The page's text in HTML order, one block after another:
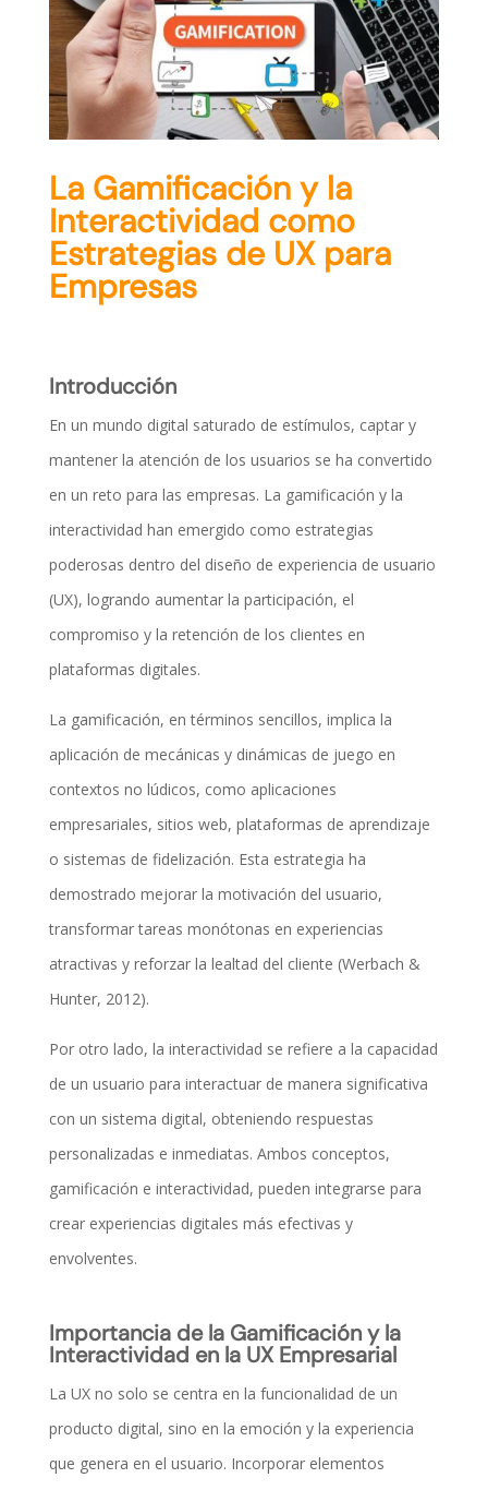
La Gamificación y la
Interactividad como
Estrategias de UX para
Empresas
Introducción
En un mundo digital saturado de estímulos, captar y
mantener la atención de los usuarios se ha convertido
en un reto para las empresas. La gamificación y la
interactividad han emergido como estrategias
poderosas dentro del diseño de experiencia de usuario
(UX), logrando aumentar la participación, el
compromiso y la retención de los clientes en
plataformas digitales.
La gamificación, en términos sencillos, implica la
aplicación de mecánicas y dinámicas de juego en
contextos no lúdicos, como aplicaciones
empresariales, sitios web, plataformas de aprendizaje
o sistemas de fidelización. Esta estrategia ha
demostrado mejorar la motivación del usuario,
transformar tareas monótonas en experiencias
atractivas y reforzar la lealtad del cliente (Werbach &
Hunter, 2012).
Por otro lado, la interactividad se refiere a la capacidad
de un usuario para interactuar de manera significativa
con un sistema digital, obteniendo respuestas
personalizadas e inmediatas. Ambos conceptos,
gamificación e interactividad, pueden integrarse para
crear experiencias digitales más efectivas y
envolventes.
Importancia de la Gamificación y la
Interactividad en la UX Empresarial
La UX no solo se centra en la funcionalidad de un
producto digital, sino en la emoción y la experiencia
que genera en el usuario. Incorporar elementos